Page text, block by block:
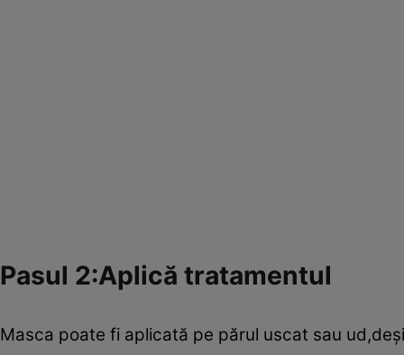
Pasul 2:Aplică tratamentul
Masca poate fi aplicată pe părul uscat sau